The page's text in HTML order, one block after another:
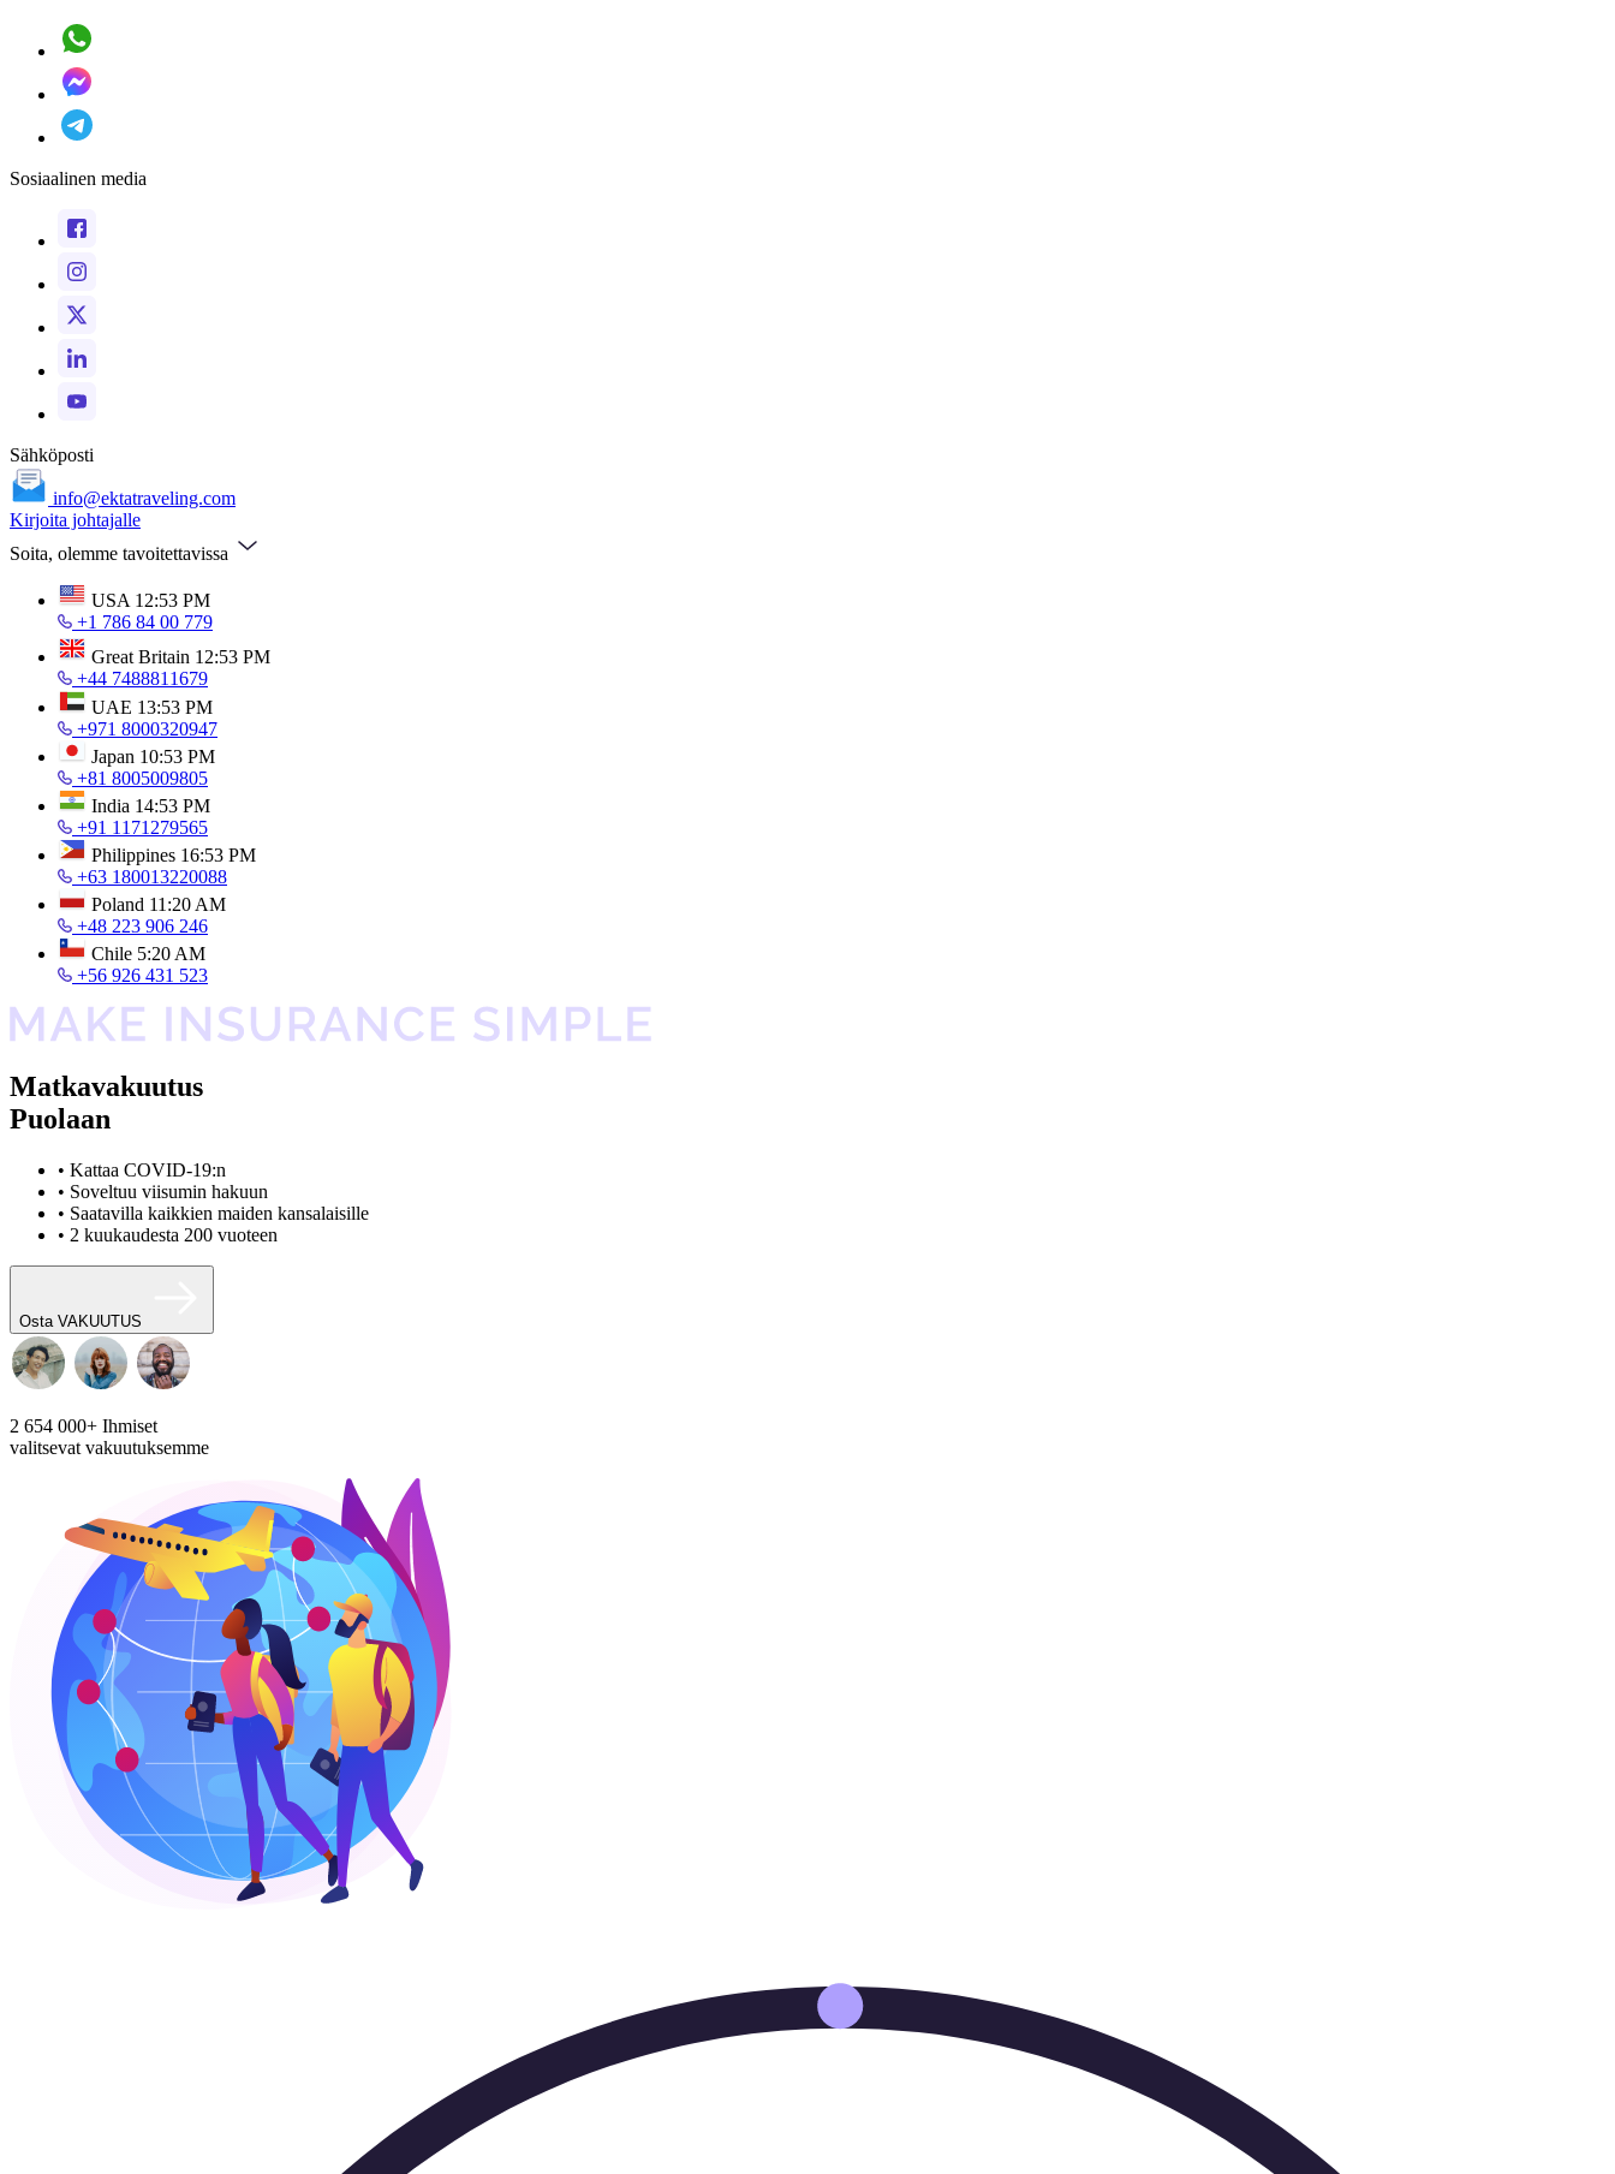
Sosiaalinen media
Sähköposti
info@ektatraveling.com
Kirjoita johtajalle
Soita, olemme tavoitettavissa
USA 12:53 PM
+1 786 84 00 779
Great Britain 12:53 PM
+44 7488811679
UAE 13:53 PM
+971 8000320947
Japan 10:53 PM
+81 8005009805
India 14:53 PM
+91 1171279565
Philippines 16:53 PM
+63 180013220088
Poland 11:20 AM
+48 223 906 246
Chile 5:20 AM
+56 926 431 523
Matkavakuutus
Puolaan
• Kattaa COVID-19:n
• Soveltuu viisumin hakuun
• Saatavilla kaikkien maiden kansalaisille
• 2 kuukaudesta 200 vuoteen
Osta VAKUUTUS
2 654 000+ Ihmiset
valitsevat vakuutuksemme